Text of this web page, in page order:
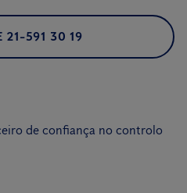
21-591 30 19
de confiança no controlo